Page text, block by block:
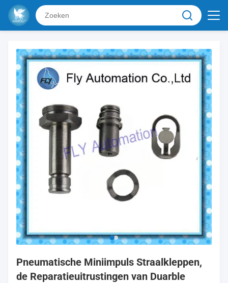
Pneumatische Miniimpuls Straalkleppen,
de Reparatieuitrustingen van Duarble